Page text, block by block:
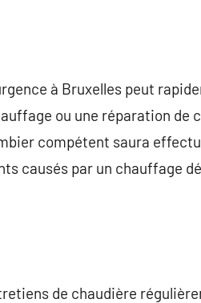
à Bruxelles peut
ou une réparation de
compétent saura
causés par un chauffage
de chaudière